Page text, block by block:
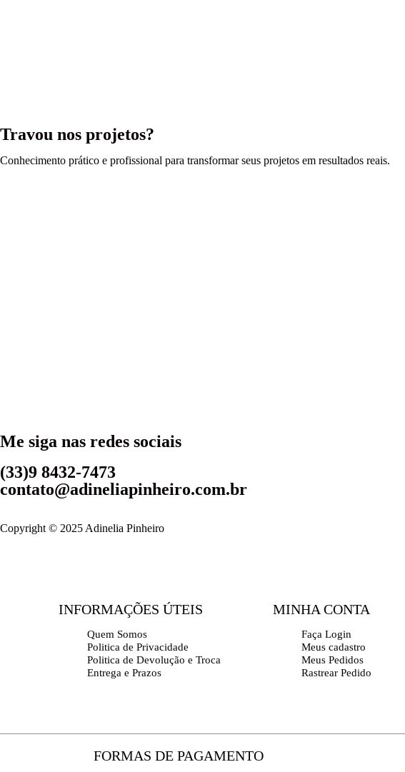
Travou nos projetos?
Conhecimento prático e profissional para transformar seus projetos em resultados reais.
Me siga nas redes sociais
(33)9 8432-7473
contato@adineliapinheiro.com.br
Copyright © 2025 Adinelia Pinheiro
INFORMAÇÕES ÚTEIS
Quem Somos
Politica de Privacidade
Politica de Devolução e Troca
Entrega e Prazos
MINHA CONTA
Faça Login
Meus cadastro
Meus Pedidos
Rastrear Pedido
FORMAS DE PAGAMENTO